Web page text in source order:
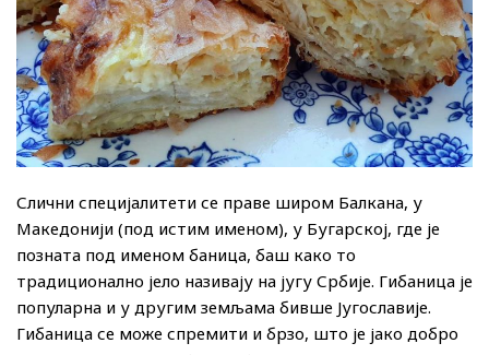
Слични специјалитети се праве широм Балкана, у
Македонији (под истим именом), у Бугарској, где је
позната под именом баница, баш како то
традиционално јело називају на југу Србије. Гибаница је
популарна и у другим земљама бивше Југославије.
Гибаница се може спремити и брзо, што је јако добро